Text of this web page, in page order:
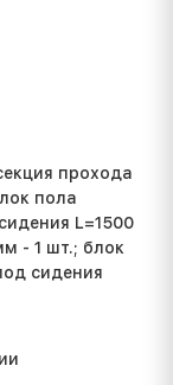
прохода
пола
L=1500
- 1 шт.; блок
сидения